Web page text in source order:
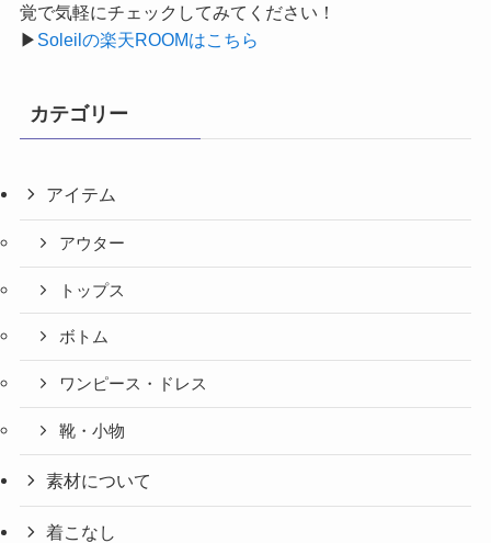
覚で気軽にチェックしてみてください！
▶︎ Soleilの楽天ROOMはこちら
カテゴリー
アイテム
アウター
トップス
ボトム
ワンピース・ドレス
靴・小物
素材について
着こなし